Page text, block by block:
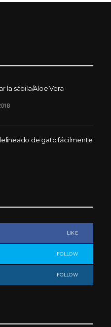
la sábila/Aloe Vera
de gato fácilmente
LIKE
FOLLOW
FOLLOW